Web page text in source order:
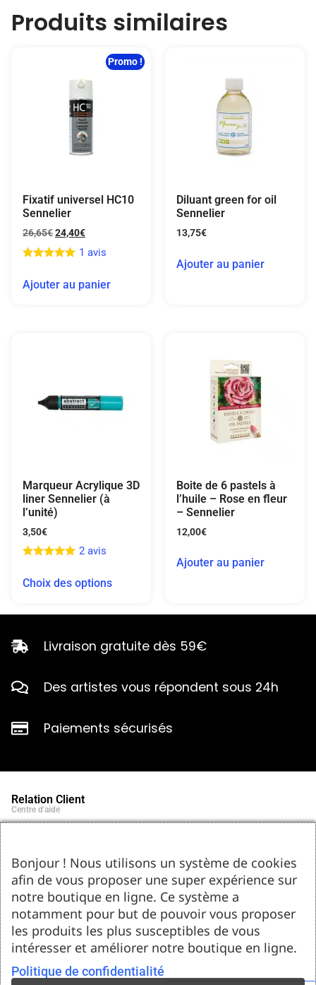
Produits similaires
Promo !
Fixatif universel HC10
Sennelier
26,65€24,40€
1 avis
Ajouter au panier
Diluant green for oil
Sennelier
13,75€
Ajouter au panier
Marqueur Acrylique 3D
liner Sennelier (à
l’unité)
3,50€
2 avis
Choix des options
Boite de 6 pastels à
l’huile – Rose en fleur
– Sennelier
12,00€
Ajouter au panier
Livraison gratuite dès 59€
Des artistes vous répondent sous 24h
Paiements sécurisés
Relation Client
Centre d'aide
Contact
Tel : 05.55.75.03.00
Email : contact@bozar-passion.com
Bozar Passion SARL
1 allée Louis Breguet
87220 Feytiat
Ressources d'artistes
Le blog
Club Bozar Passion
Méthodes de paiement acceptées
Bonjour ! Nous utilisons un système de cookies
afin de vous proposer une super expérience sur
notre boutique en ligne. Ce système a
notamment pour but de pouvoir vous proposer
les produits les plus susceptibles de vous
intéresser et améliorer notre boutique en ligne.
Politique de confidentialité